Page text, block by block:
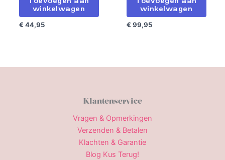
winkelwagen
€ 44,95
winkelwagen
€ 99,95
Klantenservice
Vragen & Opmerkingen
Verzenden & Betalen
Klachten & Garantie
Blog Kus Terug!